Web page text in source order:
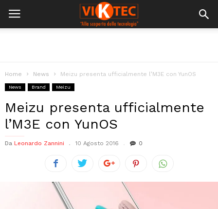
Home News Meizu presenta ufficialmente l’M3E con YunOS
News Brand Meizu
Meizu presenta ufficialmente
l’M3E con YunOS
Da Leonardo Zannini 10 Agosto 2016 0